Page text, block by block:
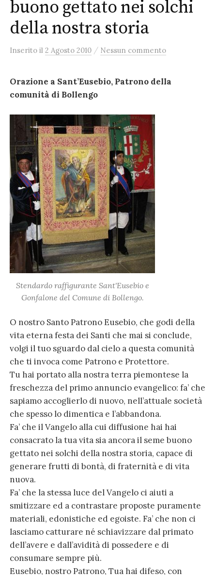
buono gettato nei solchi
della nostra storia
Inserito il 2 Agosto 2010 / Nessun commento
Orazione a Sant’Eusebio, Patrono della
comunità di Bollengo
Stendardo raffigurante Sant'Eusebio e
Gonfalone del Comune di Bollengo.
O nostro Santo Patrono Eusebio, che godi della
vita eterna festa dei Santi che mai si conclude,
volgi il tuo sguardo dal cielo a questa comunità
che ti invoca come Patrono e Protettore.
Tu hai portato alla nostra terra piemontese la
freschezza del primo annuncio evangelico: fa’ che
sapiamo accoglierlo di nuovo, nell’attuale società
che spesso lo dimentica e l’abbandona.
Fa’ che il Vangelo alla cui diffusione hai hai
consacrato la tua vita sia ancora il seme buono
gettato nei solchi della nostra storia, capace di
generare frutti di bontà, di fraternità e di vita
nuova.
Fa’ che la stessa luce del Vangelo ci aiuti a
smitizzare ed a contrastare proposte puramente
materiali, edonistiche ed egoiste. Fa’ che non ci
lasciamo catturare né schiavizzare dal primato
dell’avere e dall’avidità di possedere e di
consumare sempre più.
Eusebio, nostro Patrono, Tua hai difeso, con